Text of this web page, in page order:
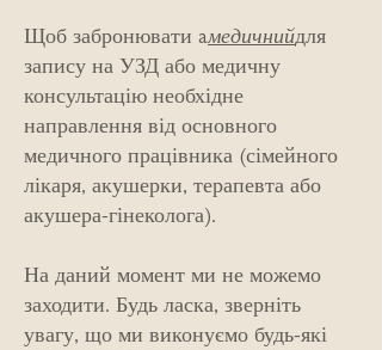
Щоб забронювати aмедичнийдля
запису на УЗД або медичну
консультацію необхідне
направлення від основного
медичного працівника (сімейного
лікаря, акушерки, терапевта або
акушера-гінеколога).
На даний момент ми не можемо
заходити. Будь ласка, зверніть
увагу, що ми виконуємо будь-які